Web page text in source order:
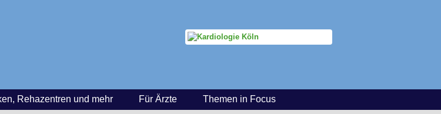
Rehazentren und mehr Für Ärzte Themen in Focus